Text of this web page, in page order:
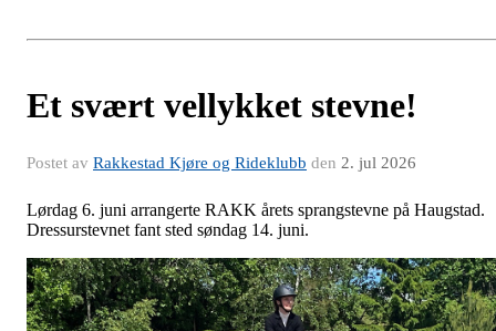
Et svært vellykket stevne!
Postet av Rakkestad Kjøre og Rideklubb den 2. jul 2026
Lørdag 6. juni arrangerte RAKK årets sprangstevne på Haugstad.
Dressurstevnet fant sted søndag 14. juni.